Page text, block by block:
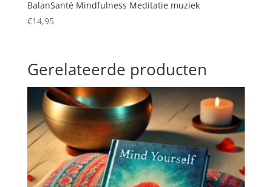
BalanSanté Mindfulness Meditatie muziek
€14,95
Gerelateerde producten